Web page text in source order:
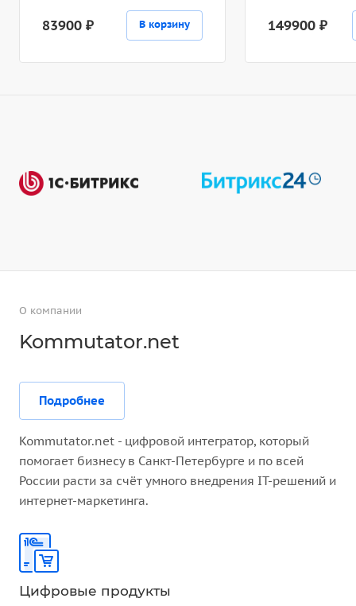
83900 ₽ В корзину 149900 ₽
О компании
Kommutator.net
Подробнее
Kommutator.net - цифровой интегратор, который
помогает бизнесу в Санкт-Петербурге и по всей
России расти за счёт умного внедрения IT-решений и
интернет-маркетинга.
Цифровые продукты